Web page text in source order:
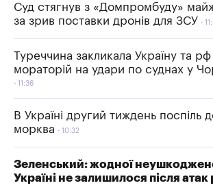
Суд стягнув з «Домпромбуду»
за зрив поставки дронів для ЗСУ
Туреччина закликала Україну та
мораторій на удари по суднах у
11:36
В Україні другий тиждень поспіль
морква
10:32
Зеленський: жодної
Україні не залишилося після атак